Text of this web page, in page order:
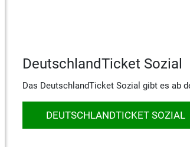
DeutschlandTicket Sozial
Das DeutschlandTicket Sozial gibt es ab
DEUTSCHLANDTICKET SOZIAL